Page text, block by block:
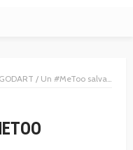
/ Un #MeToo salvateur pour la psychanalyse ?